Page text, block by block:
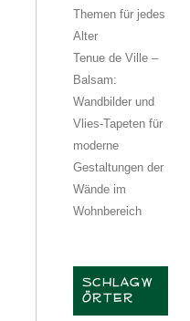
Themen für jedes
Alter
Tenue de Ville –
Balsam:
Wandbilder und
Vlies-Tapeten für
moderne
Gestaltungen der
Wände im
Wohnbereich
SCHLAGW
ÖRTER